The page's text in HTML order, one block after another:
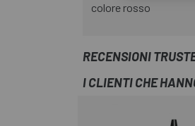
colore rosso
RECENSIONI
I CLIENTI CHE